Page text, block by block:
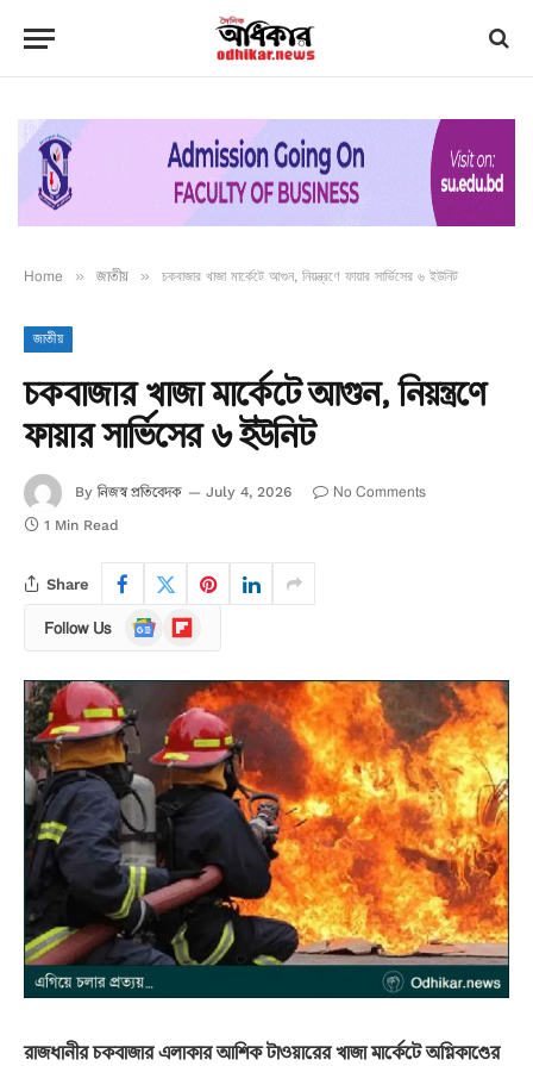
Home » জাতীয় » চকবাজার খাজা মার্কেটে আগুন, নিয়ন্ত্রণে ফায়ার সার্ভিসের ৬ ইউনিট
জাতীয়
চকবাজার খাজা মার্কেটে আগুন, নিয়ন্ত্রণে
ফায়ার সার্ভিসের ৬ ইউনিট
By নিজস্ব প্রতিবেদক July 4, 2026 No Comments
1 Min Read
Share
Follow Us
Google
News
Flipboard
রাজধানীর চকবাজার এলাকার আশিক টাওয়ারের খাজা মার্কেটে অগ্নিকাণ্ডের